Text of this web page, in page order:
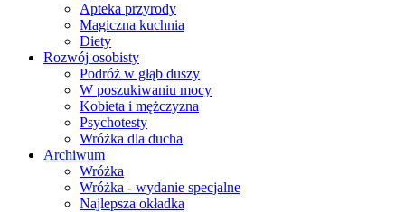
Apteka przyrody
Magiczna kuchnia
Diety
Rozwój osobisty
Podróż w głąb duszy
W poszukiwaniu mocy
Kobieta i mężczyzna
Psychotesty
Wróżka dla ducha
Archiwum
Wróżka
Wróżka - wydanie specjalne
Najlepsza okładka